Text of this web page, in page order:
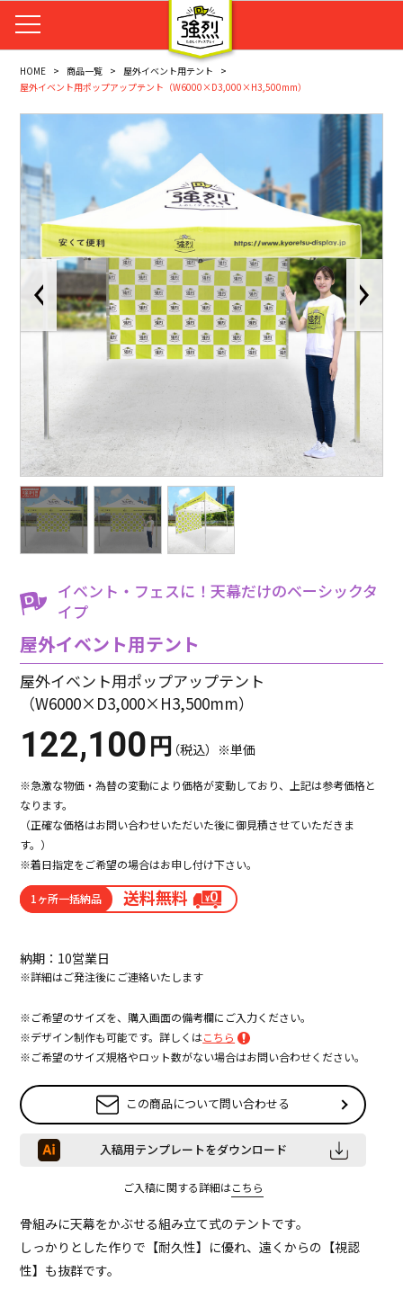
HOME 商品一覧
屋外イベント用テント
屋外イベント用ポップアップテント（W6000×D3,000×H3,500mm）
イベント・フェスに！天幕だけのベーシックタ
イプ
屋外イベント用テント
屋外イベント用ポップアップテント
（W6000×D3,000×H3,500mm）
122,100円（税込）※単価
※急激な物価・為替の変動により価格が変動しており、上記は参考価格と
なります。
（正確な価格はお問い合わせいただいた後に御見積させていただきま
す。）
※着日指定をご希望の場合はお申し付け下さい。
1ヶ所一括納品 送料無料
納期：10営業日
※詳細はご発注後にご連絡いたします
※ご希望のサイズを、購入画面の備考欄にご入力ください。
※デザイン制作も可能です。詳しくはこちら
※ご希望のサイズ規格やロット数がない場合はお問い合わせください。
この商品について問い合わせる
入稿用テンプレートをダウンロード
ご入稿に関する詳細はこちら
骨組みに天幕をかぶせる組み立て式のテントです。
しっかりとした作りで【耐久性】に優れ、遠くからの【視認
性】も抜群です。